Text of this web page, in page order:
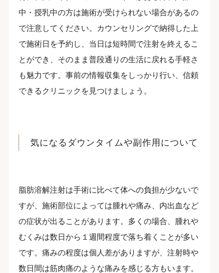
中・授乳中の方は施術が受けられない場合があるの
で注意してください。カウンセリングで納得した上
で施術日を予約し、当日は短時間で注射を終えるこ
とができ、そのまま普段通りの生活に戻れる手軽さ
も魅力です。事前の情報収集をしっかり行い、信頼
できるクリニックを見つけましょう。
気になるダウンタイムや副作用について
脂肪溶解注射は手術に比べて体への負担が少ないで
すが、施術部位によっては腫れや痛み、内出血など
の症状が出ることがあります。多くの場合、腫れや
むくみは数日から１週間程度で落ち着くことが多い
です。痛みの程度は個人差がありますが、注射時や
数日間は筋肉痛のような痛みを感じる方もいます。